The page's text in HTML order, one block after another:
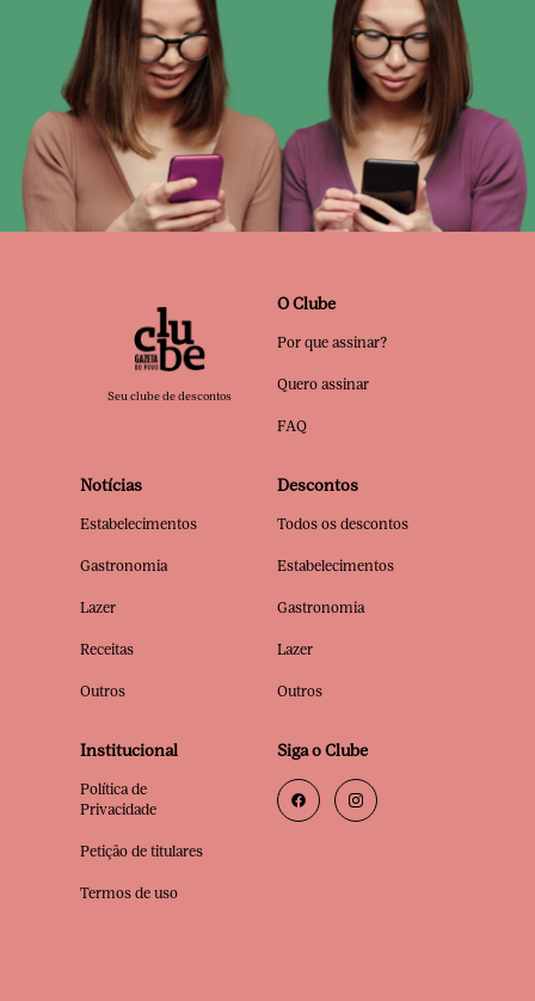
Seu clube de descontos
O Clube
Por que assinar?
Quero assinar
FAQ
Notícias
Estabelecimentos
Gastronomia
Lazer
Receitas
Outros
Descontos
Todos os descontos
Estabelecimentos
Gastronomia
Lazer
Outros
Institucional
Política de
Privacidade
Petição de titulares
Termos de uso
Siga o Clube